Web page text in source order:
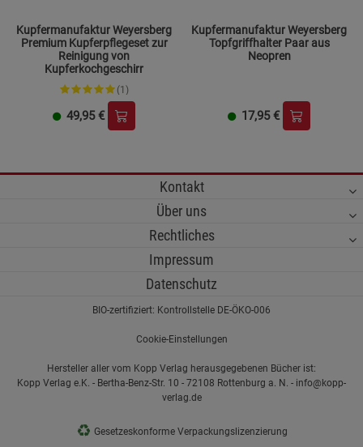
Kupfermanufaktur Weyersberg
Premium Kupferpflegeset zur
Reinigung von
Kupferkochgeschirr
(1)
49,95 €
Kupfermanufaktur Weyersberg
Topfgriffhalter Paar aus
Neopren
17,95 €
Kontakt
Über uns
Rechtliches
Impressum
Datenschutz
BIO-zertifiziert: Kontrollstelle DE-ÖKO-006
Cookie-Einstellungen
Hersteller aller vom Kopp Verlag herausgegebenen Bücher ist:
Kopp Verlag e.K. - Bertha-Benz-Str. 10 - 72108 Rottenburg a. N. - info@kopp-
verlag.de
♻ Gesetzeskonforme Verpackungslizenzierung